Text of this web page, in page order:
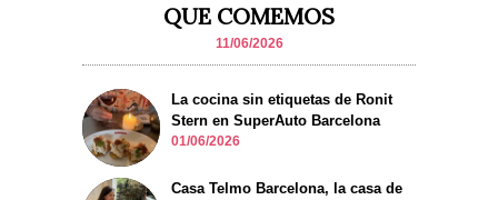
QUE COMEMOS
11/06/2026
La cocina sin etiquetas de Ronit
Stern en SuperAuto Barcelona
01/06/2026
Casa Telmo Barcelona, la casa de